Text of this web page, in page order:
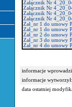
Załącznik Nr
Załącznik Nr
Załącznik Nr
Załącznik Nr
Zał_nr 1 do umowy
Zał_nr 1 do umowy
Zał_nr 2 do umowy
Zał_nr 3 do umowy
Zał_nr 4 do umowy
informacje
informacje wytworzył:
data ostatniej